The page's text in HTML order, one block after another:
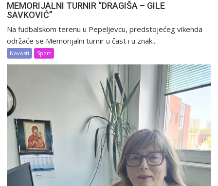
MEMORIJALNI TURNIR “DRAGIŠA – GILE
SAVKOVIĆ”
Na fudbalskom terenu u Pepeljevcu, predstojećeg vikenda
održaće se Memorijalni turnir u čast i u znak...
Novosti Sport